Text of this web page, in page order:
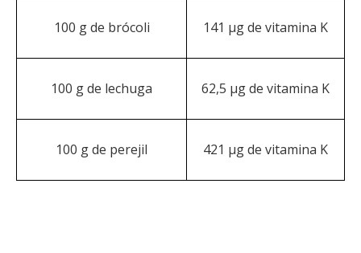
100 g de brócoli 141 µg de vitamina K
100 g de lechuga 62,5 µg de vitamina K
100 g de perejil 421 µg de vitamina K